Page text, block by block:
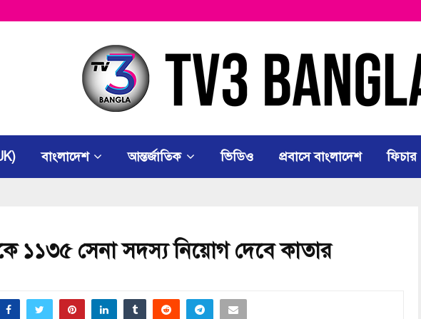
বাংলাদেশ আন্তর্জাতিক ভিডিও প্রবাসে বাংলাদেশ ফিচার
১১৩৫ সেনা সদস্য নিয়োগ দেবে কাতার